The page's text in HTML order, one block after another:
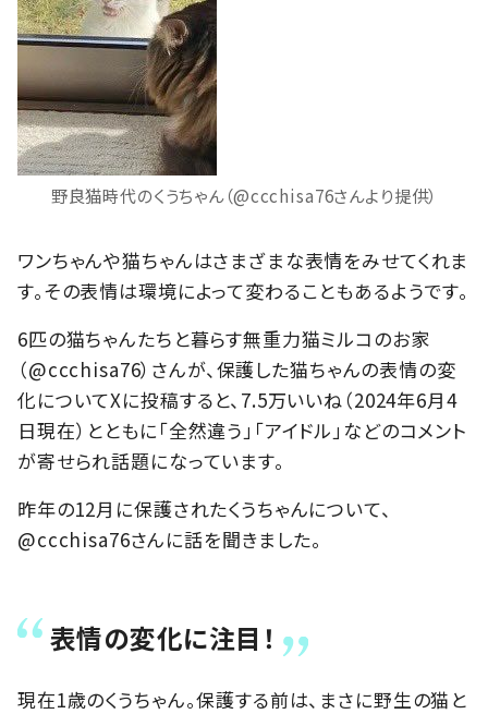
野良猫時代のくうちゃん（@ccchisa76さんより提供）
ワンちゃんや猫ちゃんはさまざまな表情をみせてくれま
す。その表情は環境によって変わることもあるようです。
6匹の猫ちゃんたちと暮らす無重力猫ミルコのお家
（@ccchisa76）さんが、保護した猫ちゃんの表情の変
化についてXに投稿すると、7.5万いいね（2024年6月4
日現在）とともに「全然違う」「アイドル」などのコメント
が寄せられ話題になっています。
昨年の12月に保護されたくうちゃんについて、
@ccchisa76さんに話を聞きました。
表情の変化に注目！
現在1歳のくうちゃん。保護する前は、まさに野生の猫と